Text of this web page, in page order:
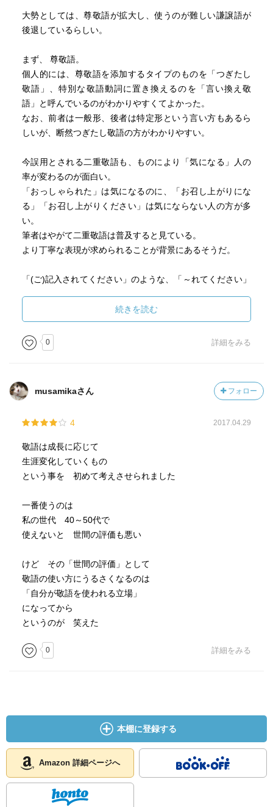
イトをしていて、私の書いた文書を校正していたのだ。ダ
メだしされたのは「（話を）お伺いしました」という部
には『お』をつけるな」と習っていたのであった。つま
り、二重謙譲語だといいたいのだろう。確かに二重謙譲語
だが、この言葉は大丈夫だと説明しても、講師の言ってい
ることに間違いがあるはずがないと、私の主張など聞こう
ともしなかった。この本には、ちゃんと「おうかがいしま
す」はＯＫだと書かれている。あのとき、この本があれば
う認識を持ってくれたかもしれない。
著者は、敬語は理論に当てはまらない言い回しもあるか
ら、最終的には暗記していくしかない、というようなこと
ールに出てくるマニュアル的な知識しかない講師の説明を
たまに読んだり聞いたりするが、疑問を感じる部分がしば
感じる一因に、敬語が丁寧に長くなることもあるとしてい
しが、敬語の使い方に与えた影響の大きさも解説。また、
った。
-○-○-○-○-○-○-○-○-○-○-○-○-○-○-
1.尊敬語
・敬語は「つぎたし敬語」と「言いかえ敬語」の２種
つぎだし敬語の尊敬語：お～になる、～（ら）れる、など
・「（ら）れる」を使った尊敬語は西日本でよく使うが、
東日本では使いにくい。「先生は行かれた」は、東日本だ
と「先生は変になった」。受け身との区別も難点。
れた、天皇陛下のお車が故障なさいました（38）
2.謙譲語
・謙譲語は「受け手敬語」とも呼ばれる
・つぎたし敬語は「お～する」、言いかえ敬語は「うかが
・謙譲語は使える動詞や文脈が限られる（使用範囲が限
「お盗みする」、△「お訴えします」
3.丁寧語
・形容詞＋です、は、1952年の国語審議会「これからの敬
語」で許されるように。戦前から広がり始めていた。
・「っす」は「後輩口調」という
大勢としては、尊敬語が拡大し、使うのが難しい謙譲語が
後退しているらしい。
まず、 尊敬語。
個人的には、尊敬語を添加するタイプのものを「つぎたし
敬語」、特別な敬語動詞に置き換えるのを「言い換え敬
語」と呼んでいるのがわかりやすくてよかった。
なお、前者は一般形、後者は特定形という言い方もあるら
しいが、断然つぎたし敬語の方がわかりやすい。
今誤用とされる二重敬語も、ものにより「気になる」人の
率が変わるのが面白い。
「おっしゃられた」は気になるのに、「お召し上がりにな
る」「お召し上がりください」は気にならない人の方が多
い。
筆者はやがて二重敬語は普及すると見ている。
より丁寧な表現が求められることが背景にあるそうだ。
「(ご)記入されてください」のような、「～れてください」
自分の住む地域はそこまで東日本でもないけれど、あまり
聞かない。
そして、尊敬語は拡大の中で、丁寧語的に、つまり話題の
らしい。
「お～する」が尊敬語「お～になる」との紛らわしさは自
分でも気づいていたが、「参る」「伺う」「拝見する」も
紛らわしいと感じられているそうだ。
使う範囲が限られていることもあり、こうした謙譲語は後
る、と井上先生は予言するが、いかに。
丁寧語は細分化してきているという。
間敬語というらしい。
本格的な敬語と、タメ語の中間にあり、目上・目下よりも
細かく配慮する表現とのことだが、このあたりがちょっと
尊敬語、謙譲語と併用することはないそうで、敬語が簡略
二重尊敬、二重謙譲が許容されたりする一方で、無敬語化
ものであることはつくづくわかる。
続きを読む
0 詳細をみる
musamikaさん フォロー
4 2017.04.29
敬語は成長に応じて
生涯変化していくもの
という事を 初めて考えさせられました
一番使うのは
私の世代 40～50代で
使えないと 世間の評価も悪い
けど その「世間の評価」として
敬語の使い方にうるさくなるのは
「自分が敬語を使われる立場」
になってから
というのが 笑えた
0 詳細をみる
本棚に登録する
Amazon 詳細ページへ